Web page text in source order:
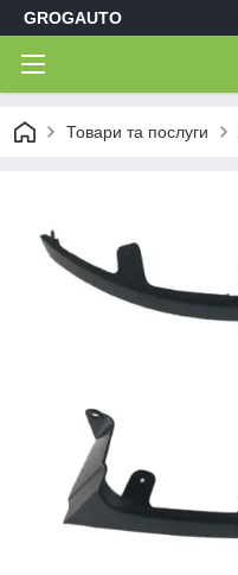
GROGAUTO
Товари та послуги